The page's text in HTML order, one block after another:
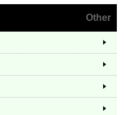
Other